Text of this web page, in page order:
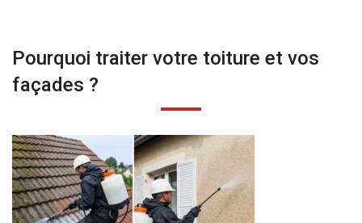
Pourquoi traiter votre toiture et vos
façades ?